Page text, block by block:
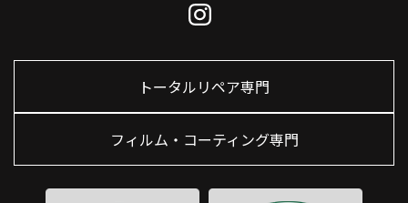
トータルリペア専門
フィルム・コーティング専門